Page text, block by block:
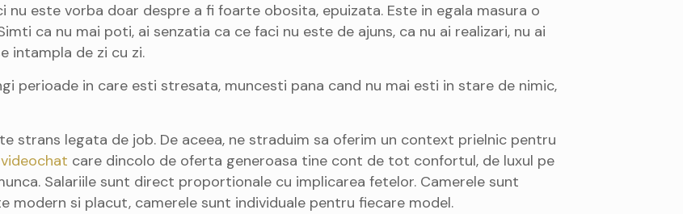
nu este vorba doar despre a fi foarte obosita, epuizata. Este in egala masura o
ca nu mai poti, ai senzatia ca ce faci nu este de ajuns, ca nu ai realizari, nu ai
intampla de zi cu zi.
perioade in care esti stresata, muncesti pana cand nu mai esti in stare de nimic,
strans legata de job. De aceea, ne straduim sa oferim un context prielnic pentru
care dincolo de oferta generoasa tine cont de tot confortul, de luxul pe
Salariile sunt direct proportionale cu implicarea fetelor. Camerele sunt
modern si placut, camerele sunt individuale pentru fiecare model.